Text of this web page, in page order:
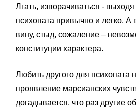
Лгать, изворачиваться -
психопата привычно и легко. А
вину, стыд, сожаление –
конституции характера.
Любить другого для психопата
проявление марсианских
догадывается, что раз другие